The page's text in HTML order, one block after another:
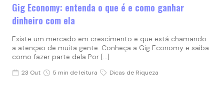
Gig Economy: entenda o que é e como ganhar
dinheiro com ela
Existe um mercado em crescimento e que está chamando
a atenção de muita gente. Conheça a Gig Economy e saiba
como fazer parte dela Por […]
23 Out 5 min de leitura Dicas de Riqueza